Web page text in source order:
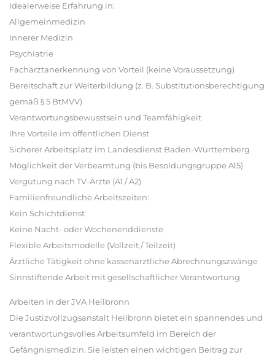
Idealerweise Erfahrung in:
Allgemeinmedizin
Innerer Medizin
Psychiatrie
Facharztanerkennung von Vorteil (keine Voraussetzung)
Bereitschaft zur Weiterbildung (z. B. Substitutionsberechtigung
gemäß § 5 BtMVV)
Verantwortungsbewusstsein und Teamfähigkeit
Ihre Vorteile im öffentlichen Dienst
Sicherer Arbeitsplatz im Landesdienst Baden-Württemberg
Möglichkeit der Verbeamtung (bis Besoldungsgruppe A15)
Vergütung nach TV-Ärzte (Ä1 / Ä2)
Familienfreundliche Arbeitszeiten:
Kein Schichtdienst
Keine Nacht- oder Wochenenddienste
Flexible Arbeitsmodelle (Vollzeit / Teilzeit)
Ärztliche Tätigkeit ohne kassenärztliche Abrechnungszwänge
Sinnstiftende Arbeit mit gesellschaftlicher Verantwortung
Arbeiten in der JVA Heilbronn
Die Justizvollzugsanstalt Heilbronn bietet ein spannendes und
verantwortungsvolles Arbeitsumfeld im Bereich der
Gefängnismedizin. Sie leisten einen wichtigen Beitrag zur